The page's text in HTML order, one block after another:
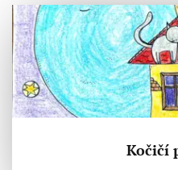
Kočičí